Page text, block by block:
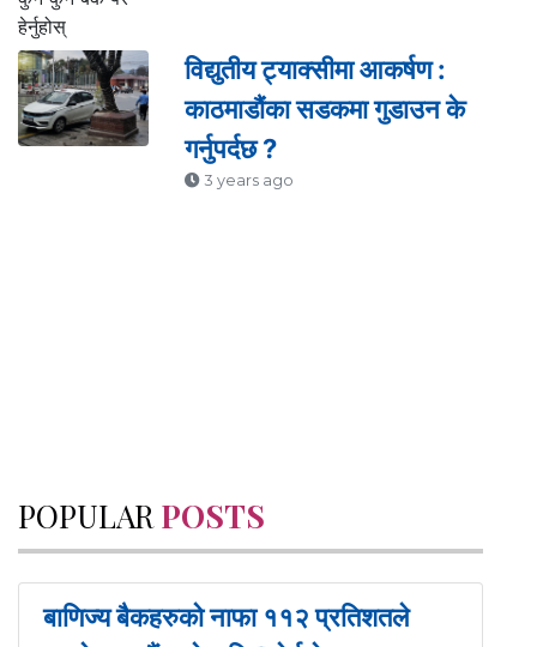
विद्युतीय ट्याक्सीमा आकर्षण :
काठमाडौंका सडकमा गुडाउन के
गर्नुपर्दछ ?
3 years ago
POPULARPOSTS
बाणिज्य बैकहरुको नाफा ११२ प्रतिशतले